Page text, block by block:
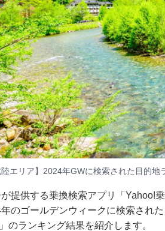
陸エリア】2024年GWに検索された目的地
提供する乗換検索アプリ「Yahoo!
のゴールデンウィークに検索され
のランキング結果を紹介します。